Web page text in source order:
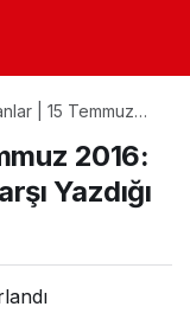
| 15 Temmuz
Destan 2016:
Yazdığı